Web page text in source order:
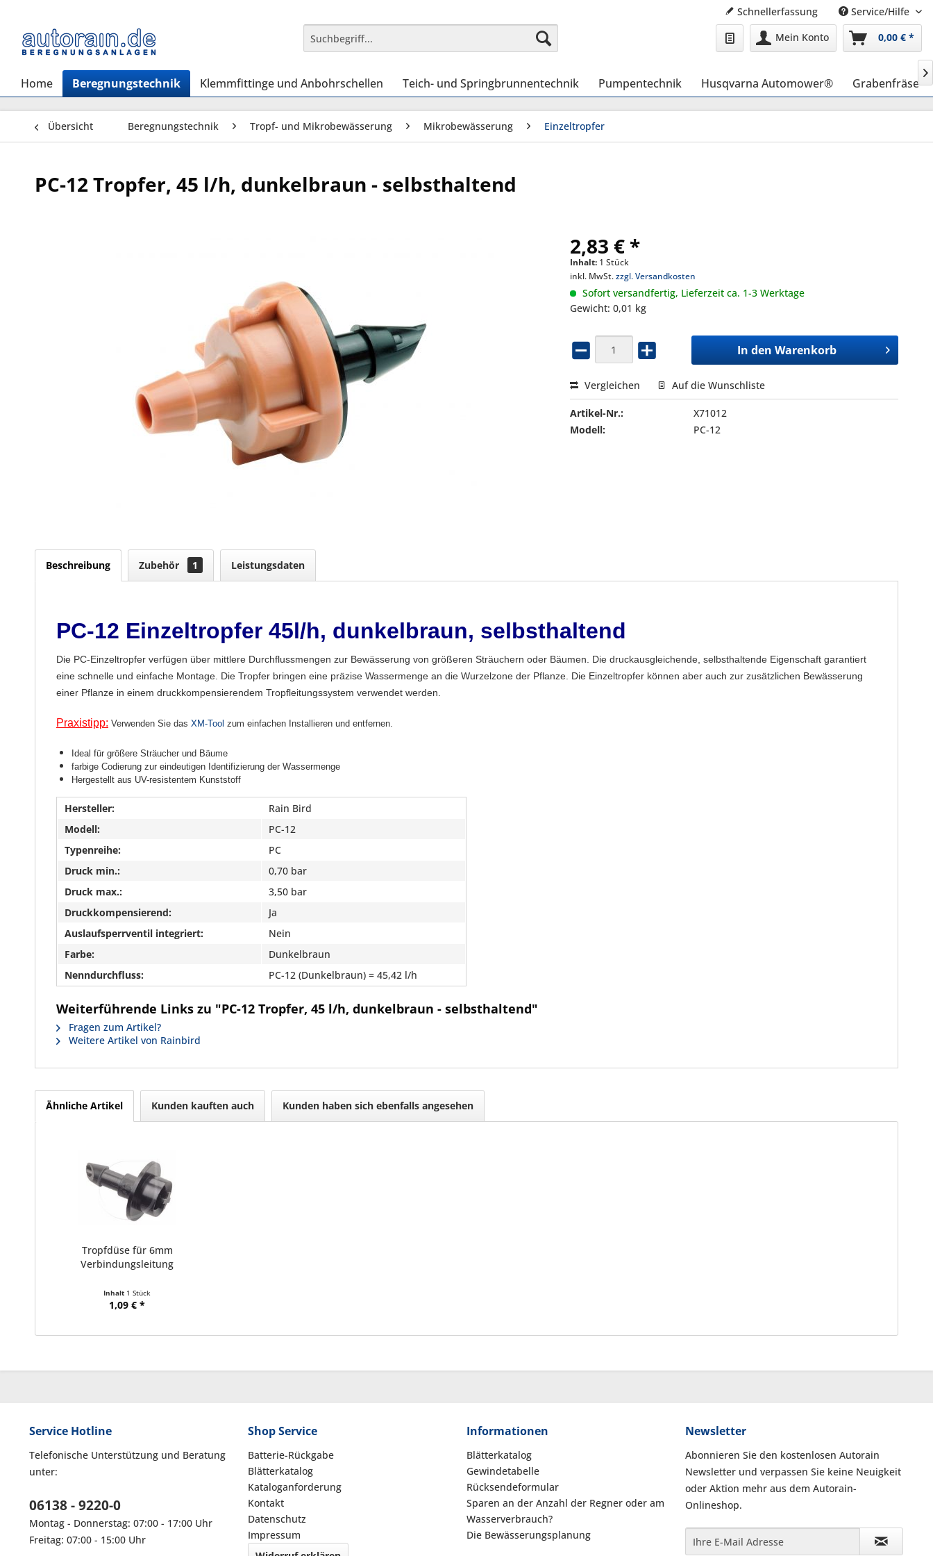
Schnellerfassung
Service/Hilfe
Mein Konto
0,00 € *
Home Beregnungstechnik Klemmfittinge und Anbohrschellen Teich- und Springbrunnentechnik Pumpentechnik Husqvarna Automower® Grabenfräse

Übersicht Beregnungstechnik Tropf- und Mikrobewässerung Mikrobewässerung Einzeltropfer
PC-12 Tropfer, 45 l/h, dunkelbraun - selbsthaltend
2,83 € *
Inhalt: 1 Stück
inkl. MwSt.zzgl. Versandkosten
Sofort versandfertig, Lieferzeit ca. 1-3 Werktage
Gewicht: 0,01 kg
In den Warenkorb
Vergleichen Auf die Wunschliste
Artikel-Nr.:
X71012
Modell:
PC-12
Beschreibung Zubehör 1 Leistungsdaten
PC-12 Einzeltropfer 45l/h, dunkelbraun, selbsthaltend
Die PC-Einzeltropfer verfügen über mittlere Durchflussmengen zur Bewässerung von größeren Sträuchern oder Bäumen. Die druckausgleichende, selbsthaltende Eigenschaft garantiert
eine schnelle und einfache Montage. Die Tropfer bringen eine präzise Wassermenge an die Wurzelzone der Pflanze. Die Einzeltropfer können aber auch zur zusätzlichen Bewässerung
einer Pflanze in einem druckkompensierendem Tropfleitungssystem verwendet werden.
Praxistipp: Verwenden Sie das XM-Tool zum einfachen Installieren und entfernen.
Ideal für größere Sträucher und Bäume
farbige Codierung zur eindeutigen Identifizierung der Wassermenge
Hergestellt aus UV-resistentem Kunststoff
Hersteller:
Rain Bird
Modell:
PC-12
Typenreihe:
PC
Druck min.:
0,70 bar
Druck max.:
3,50 bar
Druckkompensierend:
Ja
Auslaufsperrventil integriert:
Nein
Farbe:
Dunkelbraun
Nenndurchfluss:
PC-12 (Dunkelbraun) = 45,42 l/h
Weiterführende Links zu "PC-12 Tropfer, 45 l/h, dunkelbraun - selbsthaltend"
Fragen zum Artikel?
Weitere Artikel von Rainbird
Ähnliche Artikel Kunden kauften auch Kunden haben sich ebenfalls angesehen
Tropfdüse für 6mm
Verbindungsleitung
Inhalt 1 Stück
1,09 € *
Service Hotline
Telefonische Unterstützung und Beratung
unter:
06138 - 9220-0
Montag - Donnerstag: 07:00 - 17:00 Uhr
Freitag: 07:00 - 15:00 Uhr
Shop Service
Batterie-Rückgabe
Blätterkatalog
Kataloganforderung
Kontakt
Datenschutz
Impressum
Informationen
Blätterkatalog
Gewindetabelle
Rücksendeformular
Sparen an der Anzahl der Regner oder am
Wasserverbrauch?
Die Bewässerungsplanung
Newsletter
Abonnieren Sie den kostenlosen Autorain
Newsletter und verpassen Sie keine Neuigkeit
oder Aktion mehr aus dem Autorain-
Onlineshop.